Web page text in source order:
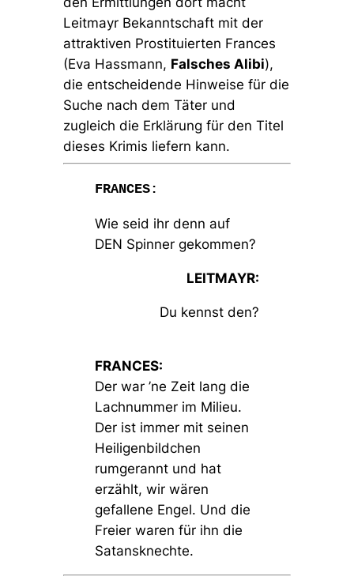
Leitmayr Bekanntschaft mit der
attraktiven Prostituierten Frances
(Eva Hassmann, Falsches Alibi),
die entscheidende Hinweise für die
Suche nach dem Täter und
zugleich die Erklärung für den Titel
dieses Krimis liefern kann.
FRANCES:
Wie seid ihr denn auf
DEN Spinner gekommen?
LEITMAYR:
Du kennst den?
FRANCES:
Der war ’ne Zeit lang die
Lachnummer im Milieu.
Der ist immer mit seinen
Heiligenbildchen
rumgerannt und hat
erzählt, wir wären
gefallene Engel. Und die
Freier waren für ihn die
Satansknechte.